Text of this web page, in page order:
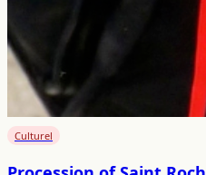
Culturel